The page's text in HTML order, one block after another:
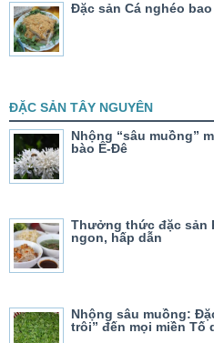
Đặc sản Cá nghéo
ĐẶC SẢN TÂY NGUYÊN
Nhộng “sâu muồng”
bào Ê-Đê
Thưởng thức đặc sản
ngon, hấp dẫn
Nhộng sâu muồng:
trôi” đến mọi miền Tố